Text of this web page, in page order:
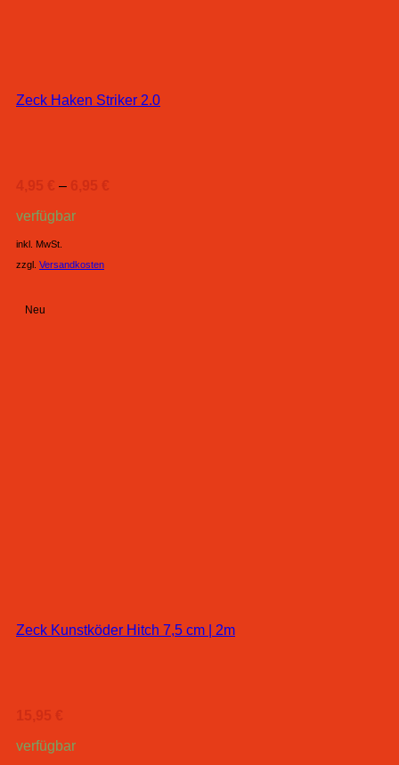
Zeck Haken Striker 2.0
4,95 € – 6,95 €
verfügbar
inkl. MwSt.
zzgl. Versandkosten
Neu
Zeck Kunstköder Hitch 7,5 cm | 2m
15,95 €
verfügbar